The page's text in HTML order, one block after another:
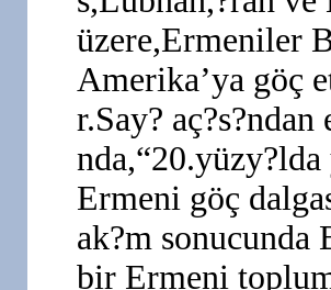
üzere,Ermeniler
Amerika’ya göç
r.Say? aç?s?ndan
Ermeni göç
ak?m sonucunda
bir Ermeni